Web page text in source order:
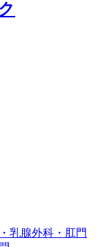
乳腺外科・肛門